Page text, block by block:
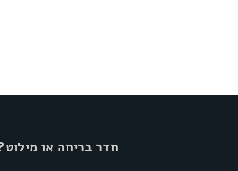
חדר בריחה או